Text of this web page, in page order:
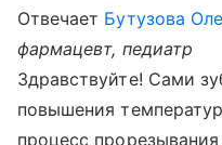
Отвечает Бутузова
фармацевт, педиатр
Здравствуйте! Сами
повышения
процесс